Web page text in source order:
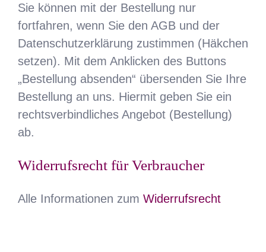
Sie können mit der Bestellung nur
fortfahren, wenn Sie den AGB und der
Datenschutzerklärung zustimmen (Häkchen
setzen). Mit dem Anklicken des Buttons
„Bestellung absenden“ übersenden Sie Ihre
Bestellung an uns. Hiermit geben Sie ein
rechtsverbindliches Angebot (Bestellung)
ab.
Widerrufsrecht für Verbraucher
Alle Informationen zum Widerrufsrecht